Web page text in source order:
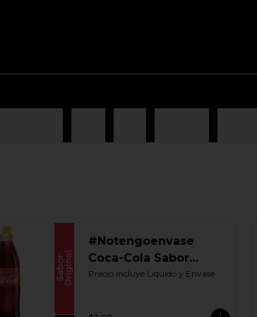
#Notengoenvase
Coca-Cola Sabor
Original 1250 ML.
Precio incluye Liquido y Envase